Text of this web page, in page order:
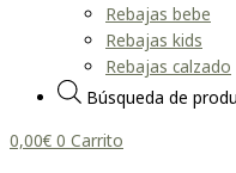
Rebajas bebe
Rebajas kids
Rebajas calzado
Búsqueda de
0,00€ 0 Carrito